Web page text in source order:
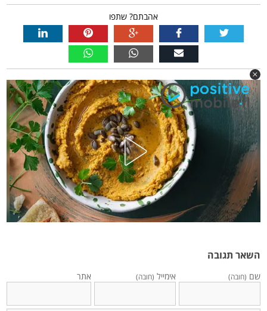
אהבתם? שתפו
השאר תגובה
שם (חובה) אימייל (חובה) אתר